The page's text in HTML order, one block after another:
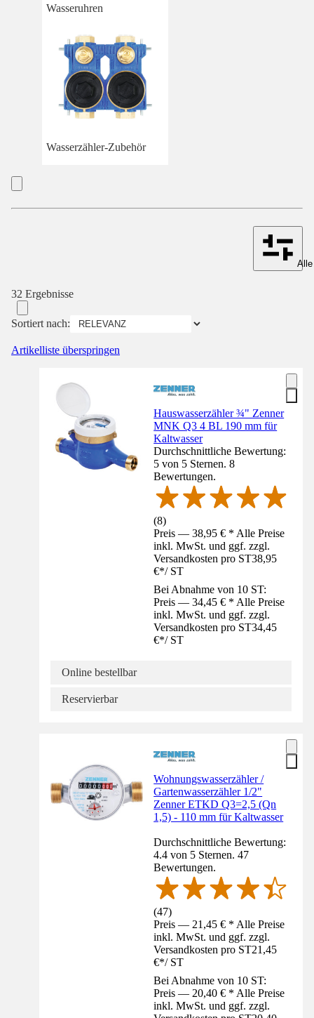
Wasseruhren
Wasserzähler-Zubehör
32 Ergebnisse
Sortiert nach:
Artikelliste überspringen
Hauswasserzähler ¾" Zenner
MNK Q3 4 BL 190 mm für
Kaltwasser
Durchschnittliche Bewertung:
5 von 5 Sternen. 8
Bewertungen.
(8)
Preis — 38,95 € * Alle Preise
inkl. MwSt. und ggf. zzgl.
Versandkosten pro ST38,95
€*/ ST
Bei Abnahme von 10 ST:
Preis — 34,45 € * Alle Preise
inkl. MwSt. und ggf. zzgl.
Versandkosten pro ST34,45
€*/ ST
Online bestellbar
Reservierbar
Wohnungswasserzähler /
Gartenwasserzähler 1/2"
Zenner ETKD Q3=2,5 (Qn
1,5) - 110 mm für Kaltwasser
Durchschnittliche Bewertung:
4.4 von 5 Sternen. 47
Bewertungen.
(47)
Preis — 21,45 € * Alle Preise
inkl. MwSt. und ggf. zzgl.
Versandkosten pro ST21,45
€*/ ST
Bei Abnahme von 10 ST:
Preis — 20,40 € * Alle Preise
inkl. MwSt. und ggf. zzgl.